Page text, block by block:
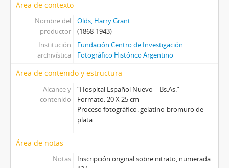
[Unidad documental simple] Foto 038
[Unidad documental simple] Foto 039, ca. 1926
[Unidad documental simple] Foto 040, ca. 1930
[Unidad documental simple] Foto 041
[Unidad documental simple] Foto 042
[Unidad documental simple] Foto 043
[Unidad documental simple] Foto 044
[Unidad documental simple] Foto 045
[Unidad documental simple] Foto 046, ca. 1936
[Unidad documental simple] Foto 049
Área de contexto
Nombre del
productor
Olds, Harry Grant
(1868-1943)
Institución
archivística
Fundación Centro de Investigación
Fotográfico Histórico Argentino
Área de contenido y estructura
Alcance y
contenido
“Hospital Español Nuevo – Bs.As.”
Formato: 20 X 25 cm
Proceso fotográfico: gelatino-bromuro de
plata
Área de notas
Notas
Inscripción original sobre nitrato, numerada